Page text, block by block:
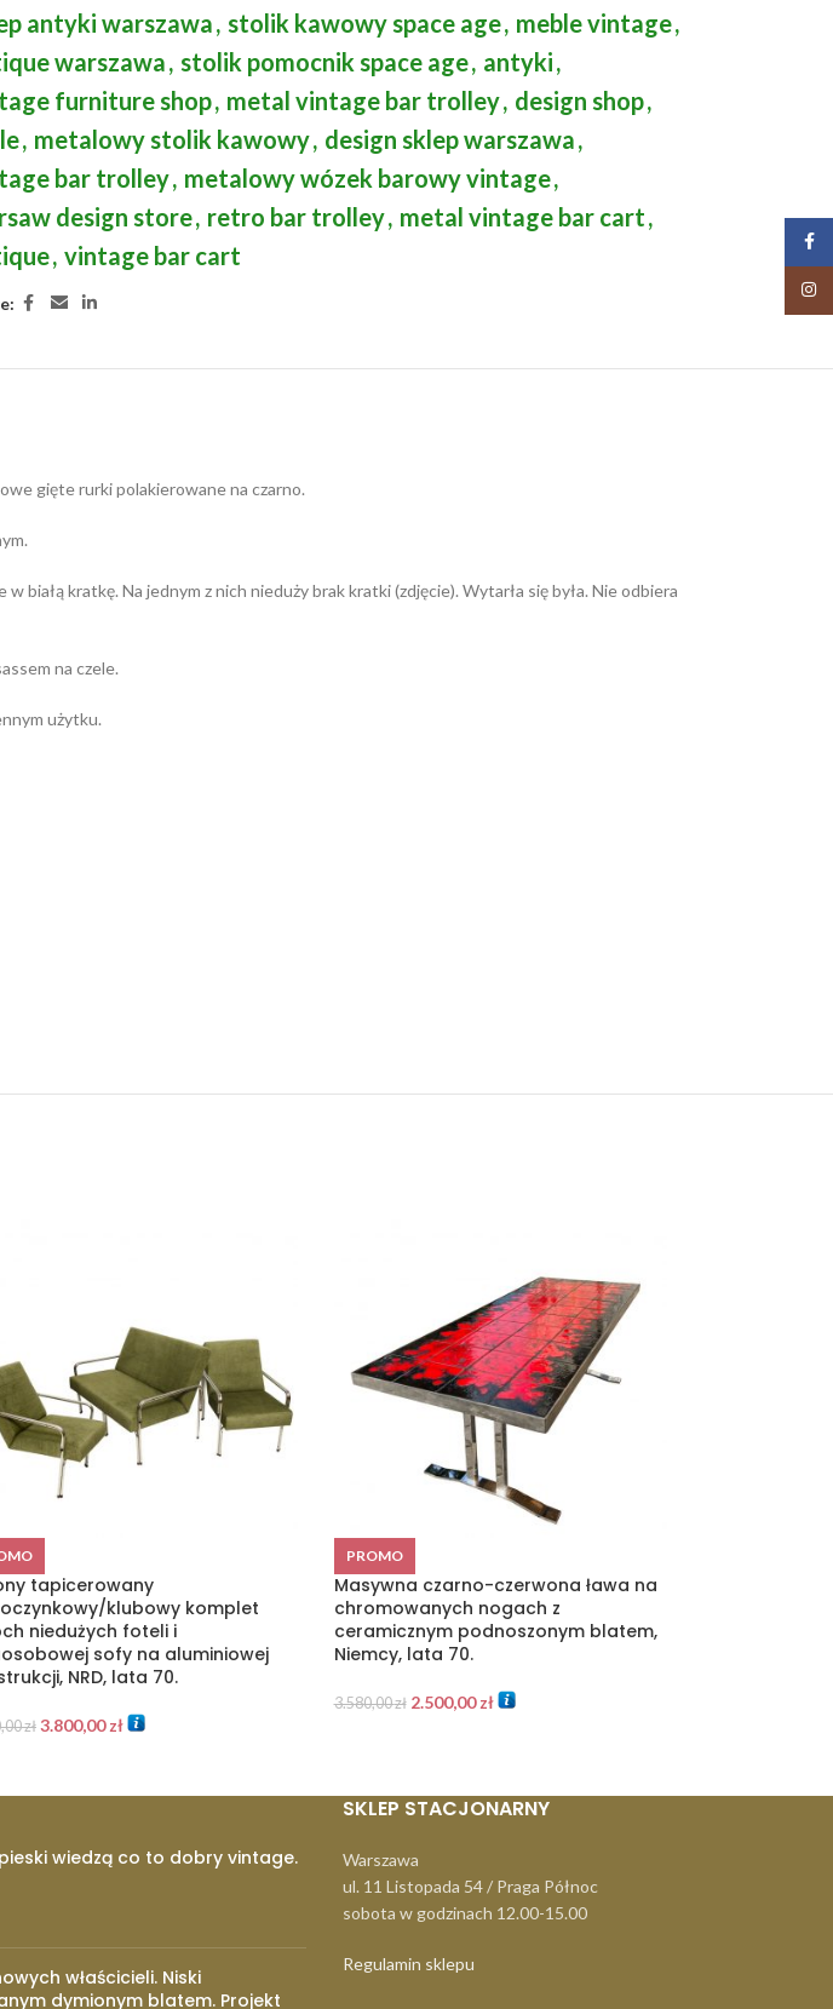
antyki warszawa, stolik kawowy space age, meble vintage,
warszawa, stolik pomocnik space age, antyki,
furniture shop, metal vintage bar trolley, design shop,
, metalowy stolik kawowy, design sklep warszawa,
bar trolley, metalowy wózek barowy vintage,
design store, retro bar trolley, metal vintage bar cart,
, vintage bar cart
gięte rurki polakierowane na czarno.
kratkę. Na jednym z nich nieduży brak kratki (zdjęcie). Wytarła się była. Nie odbiera
na czele.
użytku.
tapicerowany
klubowy komplet
niedużych foteli i
sofy na aluminiowej
NRD, lata 70.
zł 3.800,00zł
PROMO
Masywna czarno-czerwona ława na
chromowanych nogach z
ceramicznym podnoszonym blatem,
Niemcy, lata 70.
3.580,00zł 2.500,00zł
wiedzą co to dobry vintage.
właścicieli. Niski
dymionym blatem. Projekt
SKLEP STACJONARNY
Warszawa
ul. 11 Listopada 54 / Praga Północ
sobota w godzinach 12.00-15.00
Regulamin sklepu